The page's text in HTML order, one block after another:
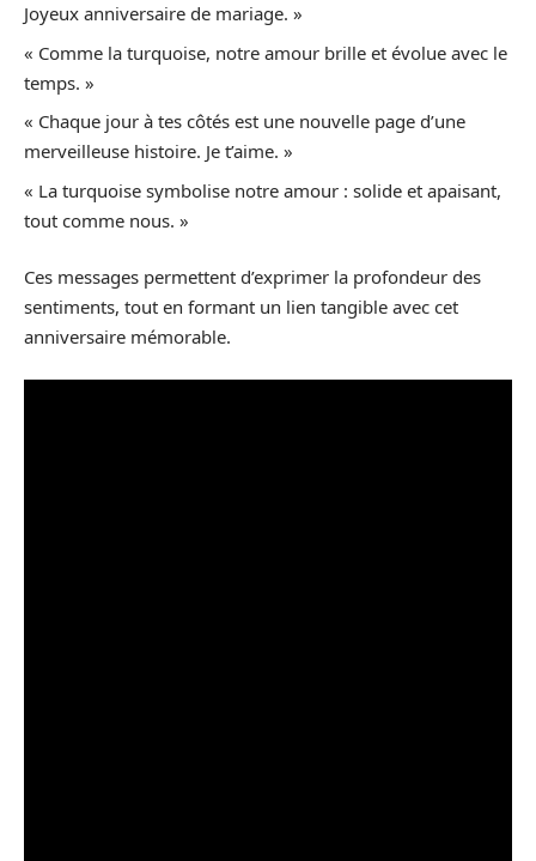
Joyeux anniversaire de mariage. »
« Comme la turquoise, notre amour brille et évolue avec le
temps. »
« Chaque jour à tes côtés est une nouvelle page d’une
merveilleuse histoire. Je t’aime. »
« La turquoise symbolise notre amour : solide et apaisant,
tout comme nous. »
Ces messages permettent d’exprimer la profondeur des
sentiments, tout en formant un lien tangible avec cet
anniversaire mémorable.